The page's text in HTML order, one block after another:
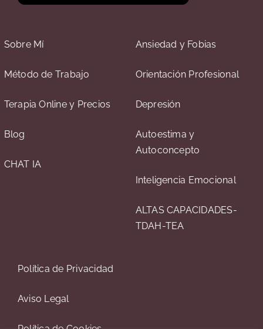
Sobre Mí
Método de Trabajo
Terapia Online y Precios
Blog
CHAT IA
Ansiedad y Fobias
Orientación Profesional
Depresión
Autoestima y
Autoconcepto
Inteligencia Emocional
ALTAS CAPACIDADES-
TDAH-TEA
Política de Privacidad
Aviso Legal